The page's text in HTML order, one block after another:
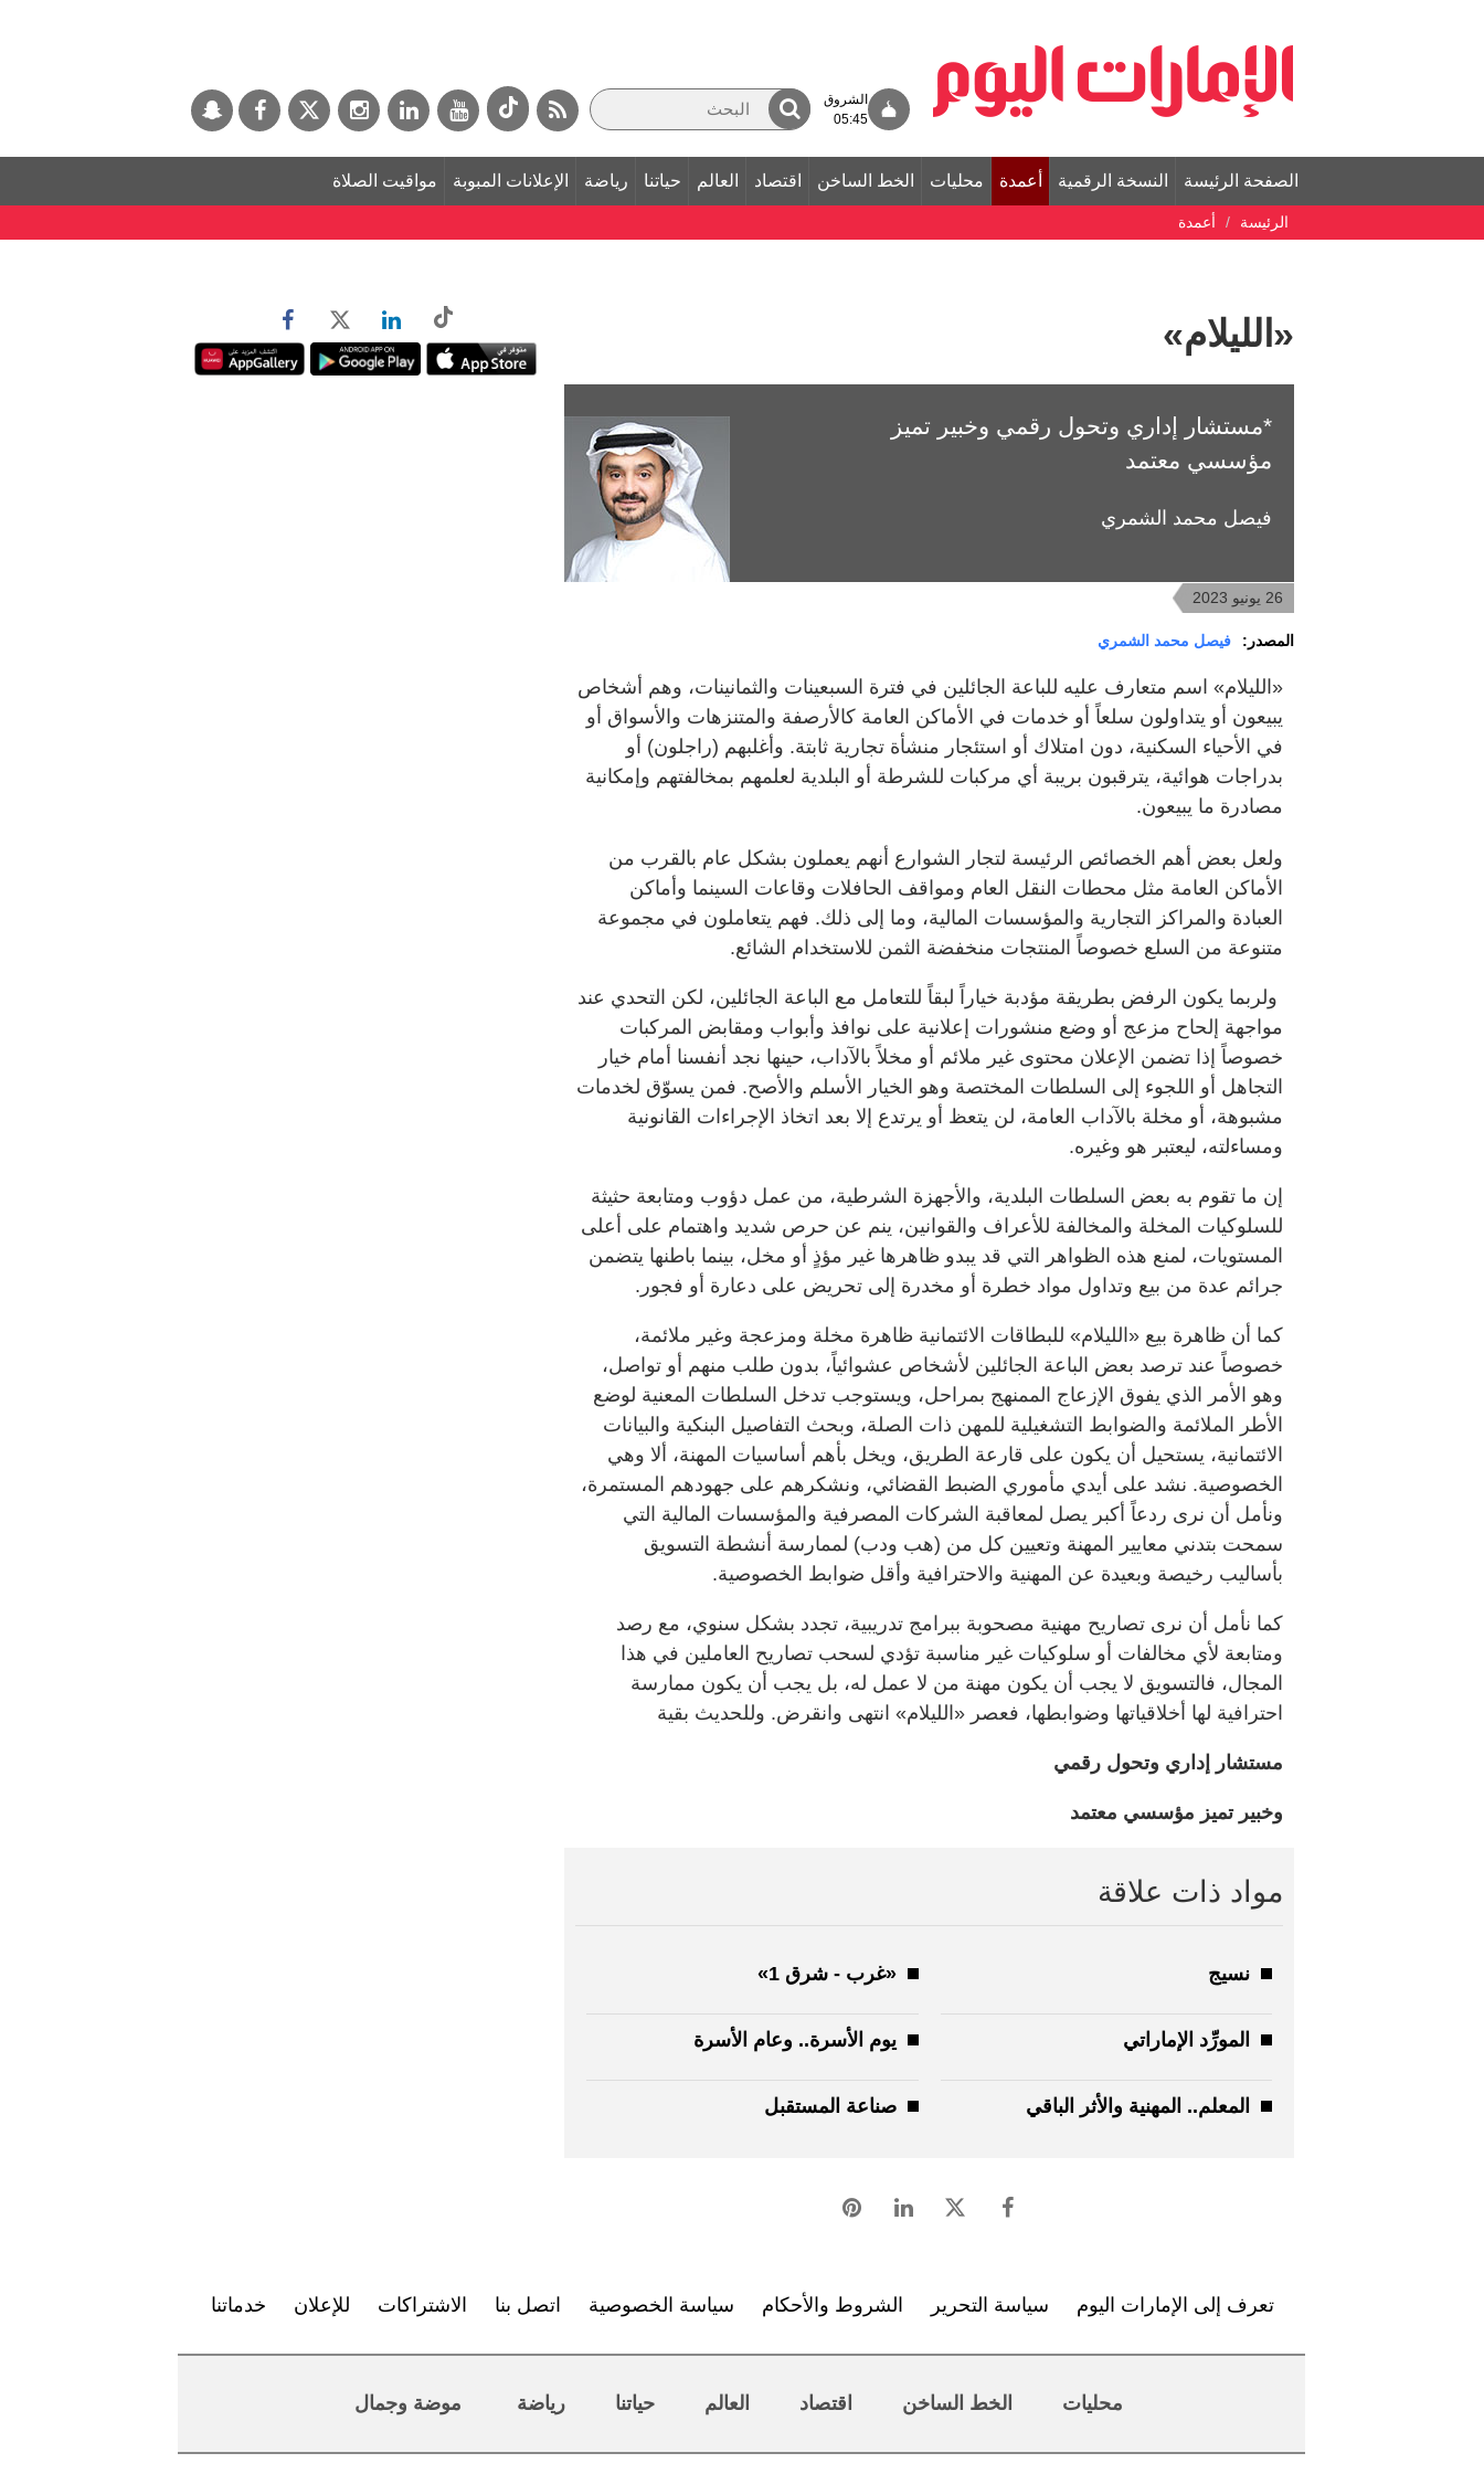
الشروق
05:45
الصفحة الرئيسة النسخة الرقمية أعمدة محليات الخط الساخن اقتصاد العالم حياتنا رياضة الإعلانات المبوبة مواقيت الصلاة
الرئيسة أعمدة
«الليلام»
*مستشار إداري وتحول رقمي وخبير تميز
مؤسسي معتمد
فيصل محمد الشمري
26 يونيو 2023
المصدر: فيصل محمد الشمري
«الليلام» اسم متعارف عليه للباعة الجائلين في فترة السبعينات والثمانينات، وهم أشخاص
يبيعون أو يتداولون سلعاً أو خدمات في الأماكن العامة كالأرصفة والمتنزهات والأسواق أو
في الأحياء السكنية، دون امتلاك أو استئجار منشأة تجارية ثابتة. وأغلبهم (راجلون) أو
بدراجات هوائية، يترقبون بريبة أي مركبات للشرطة أو البلدية لعلمهم بمخالفتهم وإمكانية
مصادرة ما يبيعون.
‏ولعل بعض أهم الخصائص الرئيسة لتجار الشوارع أنهم يعملون بشكل عام بالقرب من
الأماكن العامة مثل محطات النقل العام ومواقف الحافلات وقاعات السينما وأماكن
العبادة والمراكز التجارية والمؤسسات المالية، وما إلى ذلك. فهم يتعاملون في مجموعة
متنوعة من السلع خصوصاً المنتجات منخفضة الثمن للاستخدام الشائع.
‏ ولربما يكون الرفض بطريقة مؤدبة خياراً لبقاً للتعامل مع الباعة الجائلين، لكن التحدي عند
مواجهة إلحاح مزعج أو وضع منشورات إعلانية على نوافذ وأبواب ومقابض المركبات
خصوصاً إذا تضمن الإعلان محتوى غير ملائم أو مخلاً بالآداب، حينها نجد أنفسنا أمام خيار
التجاهل أو اللجوء إلى السلطات المختصة وهو الخيار الأسلم والأصح. فمن يسوّق لخدمات
مشبوهة، أو مخلة بالآداب العامة، لن يتعظ أو يرتدع إلا بعد اتخاذ الإجراءات القانونية
ومساءلته، ليعتبر هو وغيره.
إن ما تقوم به بعض السلطات البلدية، والأجهزة الشرطية، من عمل دؤوب ومتابعة حثيثة
للسلوكيات المخلة والمخالفة للأعراف والقوانين، ينم عن حرص شديد واهتمام على أعلى
المستويات، لمنع هذه الظواهر التي قد يبدو ظاهرها غير مؤذٍ أو مخل، بينما باطنها يتضمن
جرائم عدة من بيع وتداول مواد خطرة أو مخدرة إلى تحريض على دعارة أو فجور.
‏كما أن ظاهرة بيع «الليلام» للبطاقات الائتمانية ظاهرة مخلة ومزعجة وغير ملائمة،
خصوصاً عند ترصد بعض الباعة الجائلين لأشخاص عشوائياً، بدون طلب منهم أو تواصل،
وهو الأمر الذي يفوق الإزعاج الممنهج بمراحل، ويستوجب تدخل السلطات المعنية لوضع
الأطر الملائمة والضوابط التشغيلية للمهن ذات الصلة، وبحث التفاصيل البنكية والبيانات
الائتمانية، يستحيل أن يكون على قارعة الطريق، ويخل بأهم أساسيات المهنة، ألا وهي
الخصوصية. ‏نشد على أيدي مأموري الضبط القضائي، ونشكرهم على جهودهم المستمرة،
ونأمل أن نرى ردعاً أكبر يصل لمعاقبة الشركات المصرفية والمؤسسات المالية التي
سمحت بتدني معايير المهنة وتعيين كل من (هب ودب) لممارسة أنشطة التسويق
بأساليب رخيصة وبعيدة عن المهنية والاحترافية وأقل ضوابط الخصوصية.
‏كما نأمل أن نرى تصاريح مهنية مصحوبة ببرامج تدريبية، تجدد بشكل سنوي، مع رصد
ومتابعة لأي مخالفات أو سلوكيات غير مناسبة تؤدي لسحب تصاريح العاملين في هذا
المجال، فالتسويق لا يجب أن يكون مهنة من لا عمل له، بل يجب أن يكون ممارسة
احترافية لها أخلاقياتها وضوابطها، فعصر «الليلام» انتهى وانقرض. وللحديث بقية
مستشار إداري وتحول رقمي
وخبير تميز مؤسسي معتمد
مواد ذات علاقة
نسيج «غرب - شرق 1»
المورِّد الإماراتي يوم الأسرة.. وعام الأسرة
المعلم.. المهنية والأثر الباقي صناعة المستقبل
تعرف إلى الإمارات اليوم سياسة التحرير الشروط والأحكام سياسة الخصوصية اتصل بنا الاشتراكات للإعلان خدماتنا
محليات الخط الساخن اقتصاد العالم حياتنا رياضة موضة وجمال